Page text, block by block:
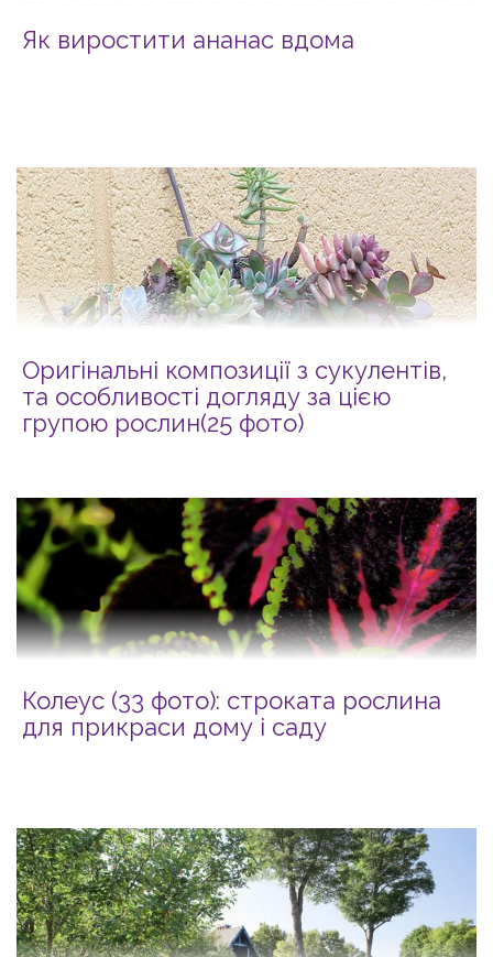
Як виростити ананас вдома
Оригінальні композиції з сукулентів,
та особливості догляду за цією
групою рослин(25 фото)
Колеус (33 фото): строката рослина
для прикраси дому і саду